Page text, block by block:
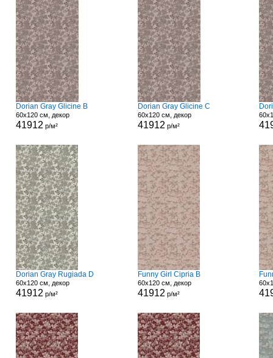
Dorian Gray Glicine B
60x120 см, декор
41912 р/м²
Dorian Gray Glicine C
60x120 см, декор
41912 р/м²
Dorian Gray Rugiada D
60x120 см, декор
41912 р/м²
Funny Girl Cipria B
60x120 см, декор
41912 р/м²